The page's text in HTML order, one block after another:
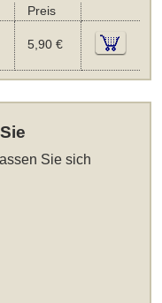
Preis
5,90 €
Sie sich